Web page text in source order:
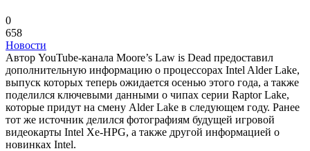
0
658
Новости
Автор YouTube-канала Moore’s Law is Dead предоставил
дополнительную информацию о процессорах Intel Alder Lake,
выпуск которых теперь ожидается осенью этого года, а также
поделился ключевыми данными о чипах серии Raptor Lake,
которые придут на смену Alder Lake в следующем году. Ранее
тот же источник делился фотографиям будущей игровой
видеокарты Intel Xe-HPG, а также другой информацией о
новинках Intel.